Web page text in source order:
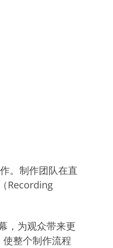
。制作团队在直
Recording
，为观众带来更
整个制作流程